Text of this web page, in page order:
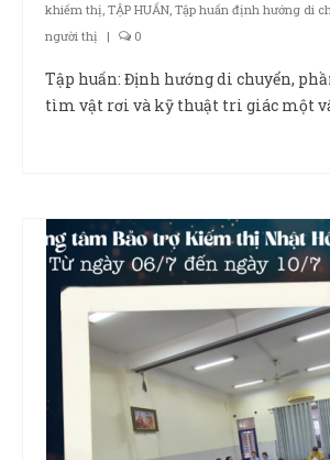
khiếm thị, TẬP HUẤN, Tập huấn định hướng di
người thị
| 0
Tập huấn: Định hướng di chuyển,
tìm vật rơi và kỹ thuật tri giác một